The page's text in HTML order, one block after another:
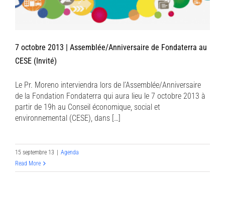
7 octobre 2013 | Assemblée/Anniversaire de Fondaterra au
CESE (Invité)
Le Pr. Moreno interviendra lors de l’Assemblée/Anniversaire
de la Fondation Fondaterra qui aura lieu le 7 octobre 2013 à
partir de 19h au Conseil économique, social et
environnemental (CESE), dans […]
15 septembre 13 | Agenda
Read More